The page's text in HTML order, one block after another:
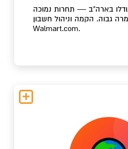
בארה"ב — תחרות נמוכה
גבוה. הקמה וניהול חשבון
Walmart.com.